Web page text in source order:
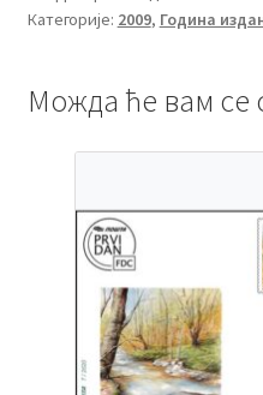
количина
Категорије: 2009, Година
Можда ће вам се